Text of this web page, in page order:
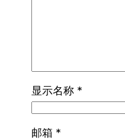
显示名称 *
邮箱 *